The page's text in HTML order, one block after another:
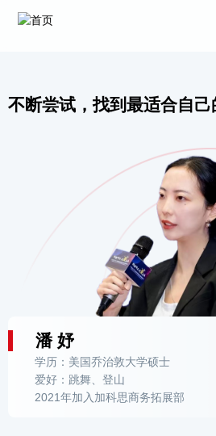
不断尝试，找到最适合自己
潘 妤
学历：美国乔治敦大学硕士
爱好：跳舞、登山
2021年加入加科思商务拓展部